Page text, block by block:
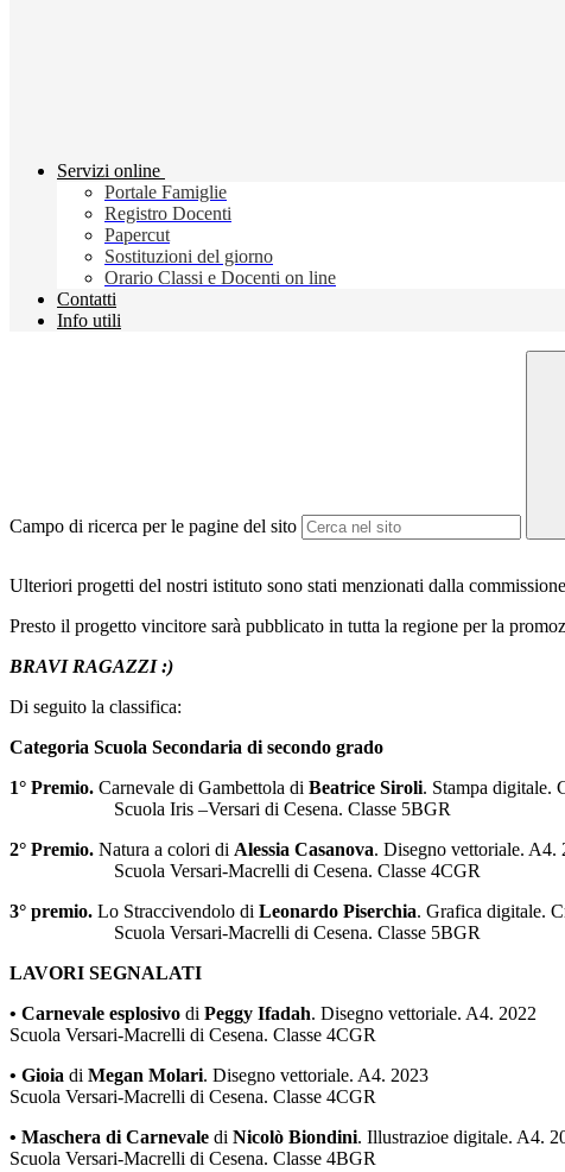
Servizi online
Portale Famiglie
Registro Docenti
Papercut
Sostituzioni del giorno
Orario Classi e Docenti on line
Contatti
Info utili
Campo di ricerca per le pagine del sito
Ulteriori progetti del nostri istituto sono stati menzionati dalla
Presto il progetto vincitore sarà pubblicato in tutta la regione per la
BRAVI RAGAZZI :)
Di seguito la classifica:
Categoria Scuola Secondaria di secondo grado
1° Premio. Carnevale di Gambettola di Beatrice Siroli. Stampa digitale.
Scuola Iris –Versari di Cesena. Classe 5BGR
2° Premio. Natura a colori di Alessia Casanova. Disegno vettoriale. A4.
Scuola Versari-Macrelli di Cesena. Classe 4CGR
3° premio. Lo Straccivendolo di Leonardo Piserchia. Grafica digitale.
Scuola Versari-Macrelli di Cesena. Classe 5BGR
LAVORI SEGNALATI
• Carnevale esplosivo di Peggy Ifadah. Disegno vettoriale. A4. 2022
Scuola Versari-Macrelli di Cesena. Classe 4CGR
• Gioia di Megan Molari. Disegno vettoriale. A4. 2023
Scuola Versari-Macrelli di Cesena. Classe 4CGR
• Maschera di Carnevale di Nicolò Biondini. Illustrazioe digitale. A4.
Scuola Versari-Macrelli di Cesena. Classe 4BGR